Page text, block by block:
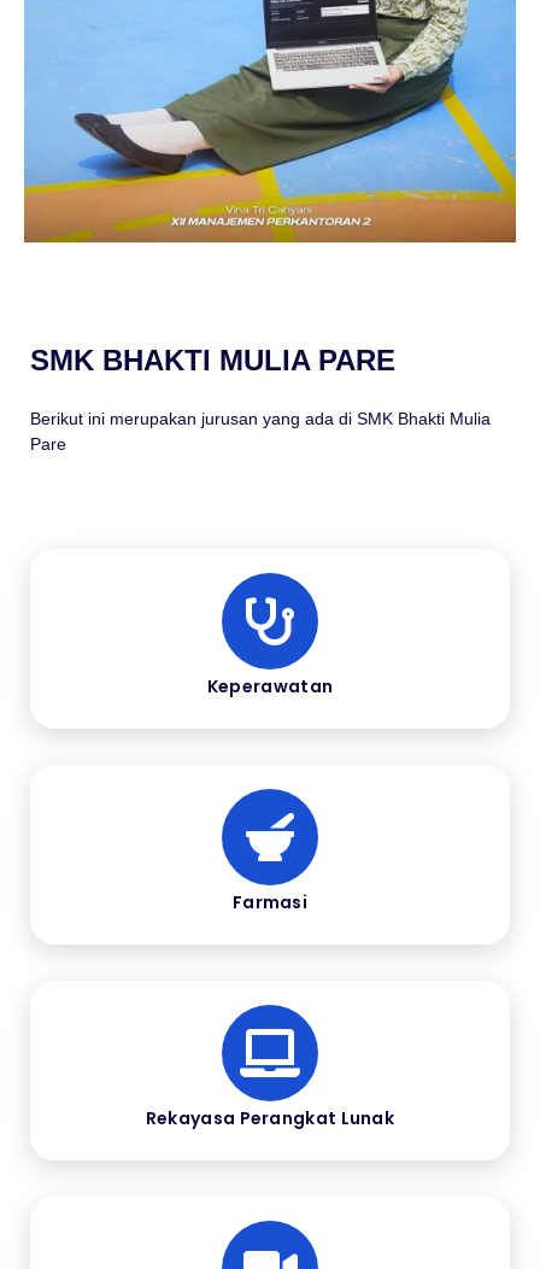
SMK BHAKTI MULIA PARE
Berikut ini merupakan jurusan yang ada di SMK Bhakti Mulia
Pare
Keperawatan
Farmasi
Rekayasa Perangkat Lunak